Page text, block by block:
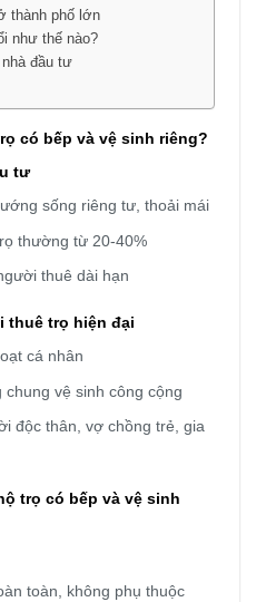
thành phố lớn
như thế nào?
đầu tư
có bếp và vệ sinh riêng?
tư
sống riêng tư, thoải mái
thường từ 20-40%
thuê dài hạn
thuê trọ hiện đại
cá nhân
vệ sinh công cộng
độc thân, vợ chồng trẻ, gia
trọ có bếp và vệ sinh
toàn, không phụ thuộc